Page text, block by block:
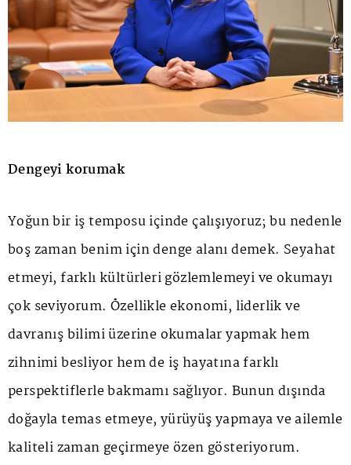
Dengeyi korumak
Yoğun bir iş temposu içinde çalışıyoruz; bu nedenle
boş zaman benim için denge alanı demek. Seyahat
etmeyi, farklı kültürleri gözlemlemeyi ve okumayı
çok seviyorum. Özellikle ekonomi, liderlik ve
davranış bilimi üzerine okumalar yapmak hem
zihnimi besliyor hem de iş hayatına farklı
perspektiflerle bakmamı sağlıyor. Bunun dışında
doğayla temas etmeye, yürüyüş yapmaya ve ailemle
kaliteli zaman geçirmeye özen gösteriyorum.